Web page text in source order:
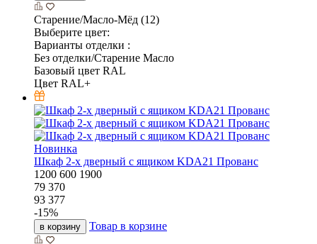
Старение/Масло-Мёд (12)
Выберите цвет:
Варианты отделки :
Без отделки/Старение Масло
Базовый цвет RAL
Цвет RAL+
Новинка
Шкаф 2-х дверный с ящиком KDA21 Прованс
1200 600 1900
79 370
93 377
-15%
в корзину Товар в корзине